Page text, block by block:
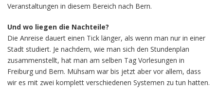
Veranstaltungen in diesem Bereich nach Bern.
Und wo liegen die Nachteile?
Die Anreise dauert einen Tick länger, als wenn man nur in einer
Stadt studiert. Je nachdem, wie man sich den Stundenplan
zusammenstellt, hat man am selben Tag Vorlesungen in
Freiburg und Bern. Mühsam war bis jetzt aber vor allem, dass
wir es mit zwei komplett verschiedenen Systemen zu tun hatten.